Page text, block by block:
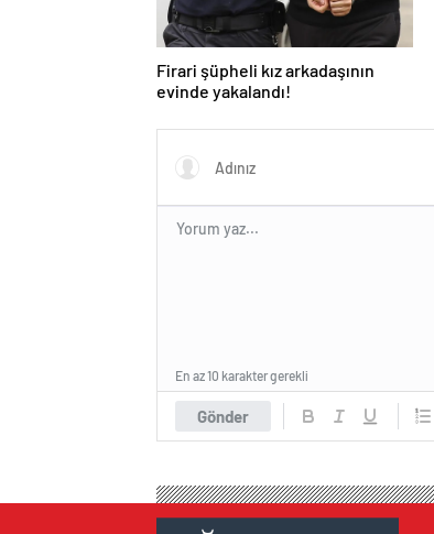
Firari şüpheli kız arkadaşının
evinde yakalandı!
Gönder
En az 10 karakter gerekli